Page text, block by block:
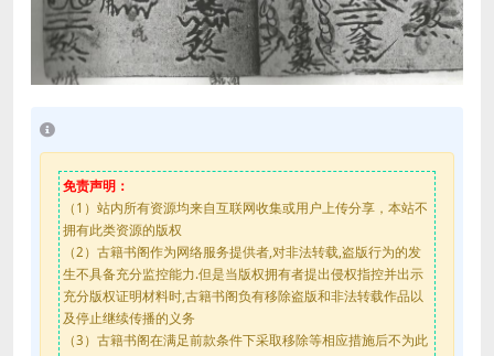
免责声明：
（1）站内所有资源均来自互联网收集或用户上传分享，本站不
拥有此类资源的版权
（2）古籍书阁作为网络服务提供者,对非法转载,盗版行为的发
生不具备充分监控能力.但是当版权拥有者提出侵权指控并出示
充分版权证明材料时,古籍书阁负有移除盗版和非法转载作品以
及停止继续传播的义务
（3）古籍书阁在满足前款条件下采取移除等相应措施后不为此